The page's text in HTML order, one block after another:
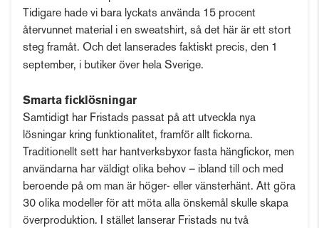
Tidigare hade vi bara lyckats använda 15 procent
återvunnet material i en sweatshirt, så det här är ett stort
steg framåt. Och det lanserades faktiskt precis, den 1
september, i butiker över hela Sverige.
Smarta ficklösningar
Samtidigt har Fristads passat på att utveckla nya
lösningar kring funktionalitet, framför allt fickorna.
Traditionellt sett har hantverksbyxor fasta hängfickor, men
användarna har väldigt olika behov – ibland till och med
beroende på om man är höger- eller vänsterhänt. Att göra
30 olika modeller för att möta alla önskemål skulle skapa
överproduktion. I stället lanserar Fristads nu två